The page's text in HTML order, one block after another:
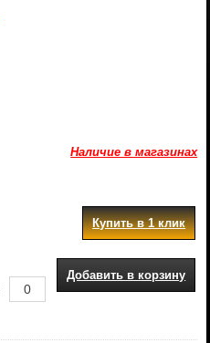
Наличие в магазинах
Купить в 1 клик
Добавить в корзину